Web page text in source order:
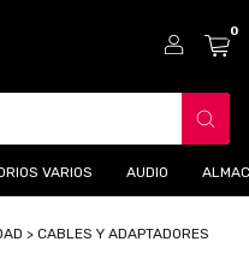
0
VARIOS AUDIO
> CABLES Y ADAPTADORES